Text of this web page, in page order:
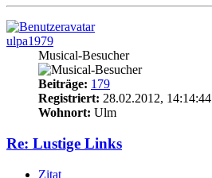
ulpa1979
Musical-Besucher
Beiträge: 179
Registriert: 28.02.2012, 14:14:44
Wohnort: Ulm
Re: Lustige Links
Zitat